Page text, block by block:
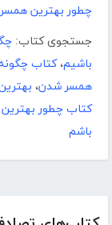
چطور بهترین
جستجوی کتاب:
باشیم،کتاب
همسر شدن،
کتاب چطور
باشم